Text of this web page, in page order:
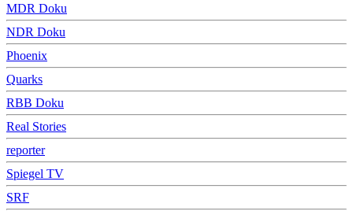
MDR Doku
NDR Doku
Phoenix
Quarks
RBB Doku
Real Stories
reporter
Spiegel TV
SRF